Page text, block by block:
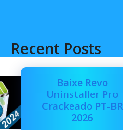
Recent Posts
Baixe Revo
Uninstaller Pro
Crackeado PT-BR
2026